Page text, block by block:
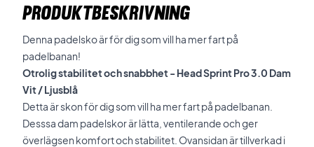
PRODUKTBESKRIVNING
Denna padelsko är för dig som vill ha mer fart på
padelbanan!
Otrolig stabilitet och snabbhet - Head Sprint Pro 3.0 Dam
Vit / Ljusblå
Detta är skon för dig som vill ha mer fart på padelbanan.
Desssa dam padelskor är lätta, ventilerande och ger
överlägsen komfort och stabilitet. Ovansidan är tillverkad i